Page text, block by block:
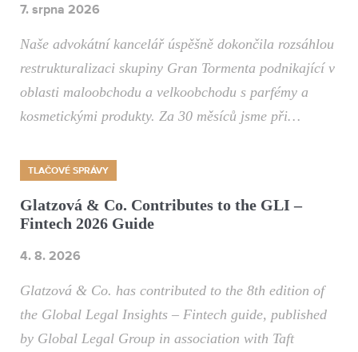
7. srpna 2026
Naše advokátní kancelář úspěšně dokončila rozsáhlou
restrukturalizaci skupiny Gran Tormenta podnikající v
oblasti maloobchodu a velkoobchodu s parfémy a
kosmetickými produkty. Za 30 měsíců jsme při…
TLAČOVÉ SPRÁVY
Glatzová & Co. Contributes to the GLI –
Fintech 2026 Guide
4. 8. 2026
Glatzová & Co. has contributed to the 8th edition of
the Global Legal Insights – Fintech guide, published
by Global Legal Group in association with Taft